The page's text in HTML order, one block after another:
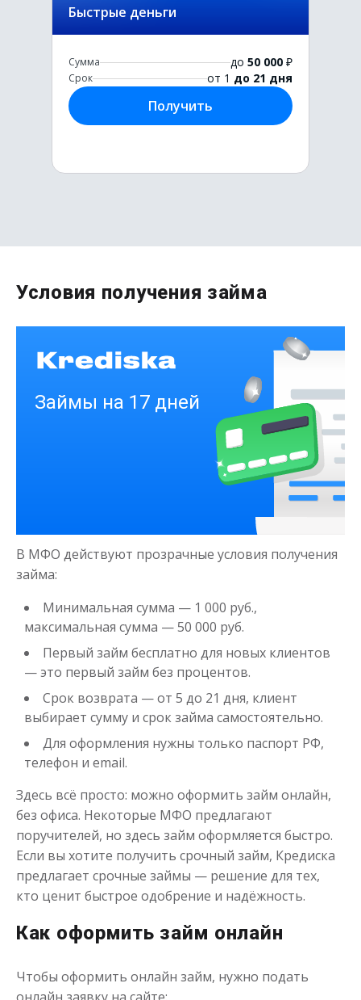
Быстрые деньги
Сумма до 50 000 ₽
Срок от 1 до 21 дня
Получить
Получить
Получить
до 50 000
Срок от 1до 21 дня
Получить
Условия получения займа
В МФО действуют прозрачные условия получения
займа:
Минимальная сумма — 1 000 руб.,
максимальная сумма — 50 000 руб.
Первый займ бесплатно для новых клиентов
— это первый займ без процентов.
Срок возврата — от 5 до 21 дня, клиент
выбирает сумму и срок займа самостоятельно.
Для оформления нужны только паспорт РФ,
телефон и email.
Здесь всё просто: можно оформить займ онлайн,
без офиса. Некоторые МФО предлагают
поручителей, но здесь займ оформляется быстро.
Если вы хотите получить срочный займ, Кредиска
предлагает срочные займы — решение для тех,
кто ценит быстрое одобрение и надёжность.
Как оформить займ онлайн
Чтобы оформить онлайн займ, нужно подать